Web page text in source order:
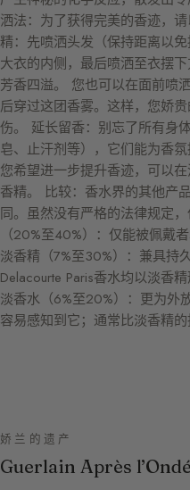
洒法：为了获得完美的香迹，
精：先喷洒头发（保持距离以
大衣的内侧，最后喷洒至衣摆
芳香四溢。 您也可以在面前喷
后穿过这团香雾。这样，您娇
伤。 延长留香：别忘了所有身
皂、止汗剂等），它们能为香
您希望进一步提升香迹，可以
香精。 比较：香水界的其他产
同。虽然没有严格的法律规定
（20%至40%）：仅能被佩戴
淡香精（7%至30%）：兼具持
Delacourte Paris香水均以淡香
淡香水（6%至20%）：更为外
容易感知到它；通常比淡香精
娇兰的遗产
Guerlain Après